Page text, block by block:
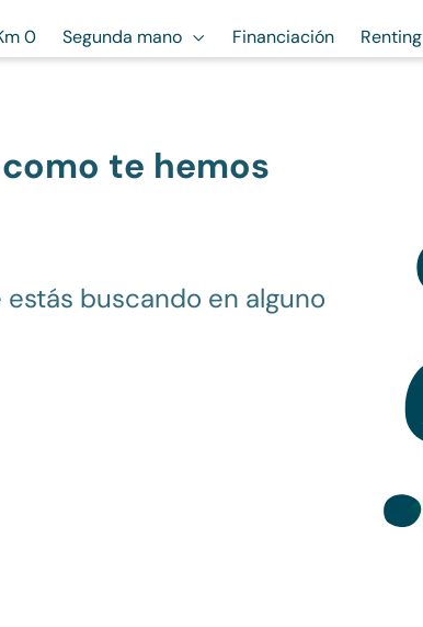
0 Segunda mano Financiación Renting
te hemos
buscando en alguno